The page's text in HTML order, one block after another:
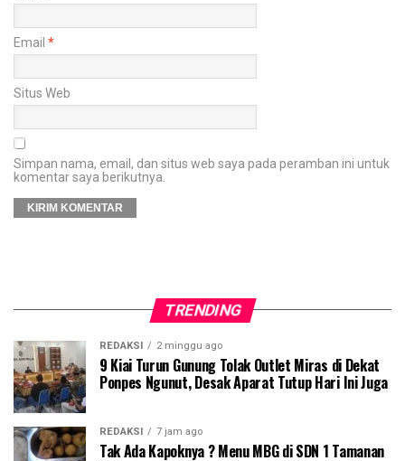
Email *
Situs Web
Simpan nama, email, dan situs web saya pada peramban ini untuk
komentar saya berikutnya.
TRENDING
REDAKSI 2 minggu ago
9 Kiai Turun Gunung Tolak Outlet Miras di Dekat
Ponpes Ngunut, Desak Aparat Tutup Hari Ini Juga
REDAKSI 7 jam ago
Tak Ada Kapoknya ? Menu MBG di SDN 1 Tamanan